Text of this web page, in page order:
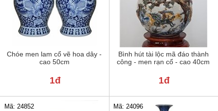
Chóe men lam cổ vẽ hoa dây -
cao 50cm
1đ
Bình hút tài lộc mã đáo thành
công - men rạn cổ - cao 40cm
1đ
Mã: 24852 Mã: 24096